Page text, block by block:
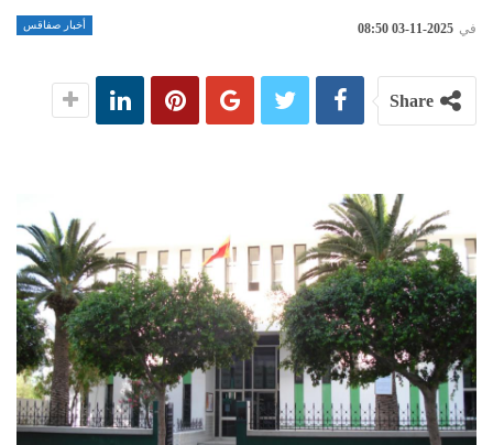
أخبار صفاقس في 2025-11-03 08:50
Share